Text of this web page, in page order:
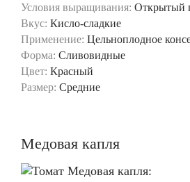
Условия выращивания: Открытый
Вкус: Кисло-сладкие
Применение: Цельноплодное
Форма: Сливовидные
Цвет: Красный
Размер: Средние
Медовая капля